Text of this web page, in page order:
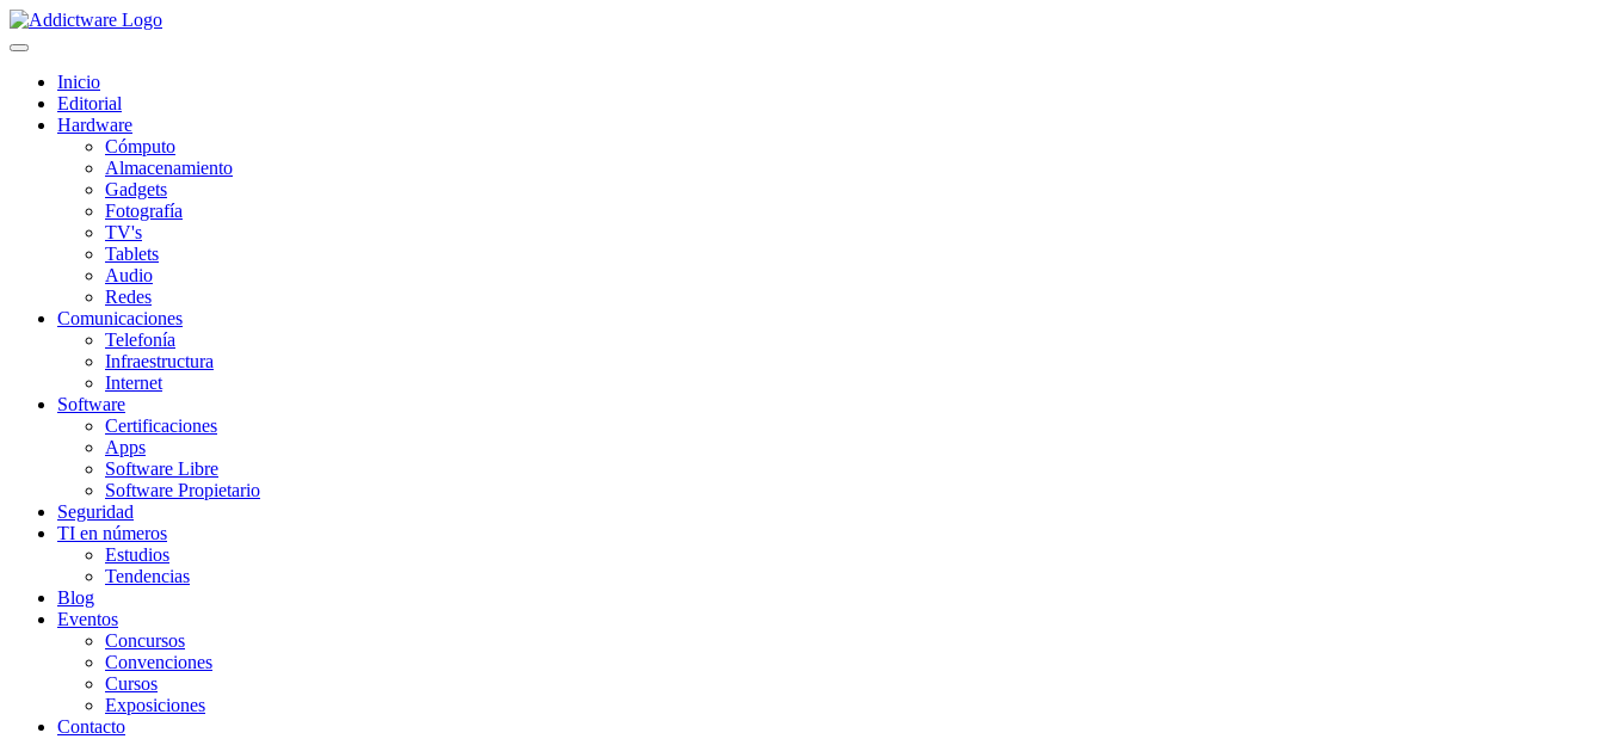
Inicio
Editorial
Hardware
Cómputo
Almacenamiento
Gadgets
Fotografía
TV's
Tablets
Audio
Redes
Comunicaciones
Telefonía
Infraestructura
Internet
Software
Certificaciones
Apps
Software Libre
Software Propietario
Seguridad
TI en números
Estudios
Tendencias
Blog
Eventos
Concursos
Convenciones
Cursos
Exposiciones
Contacto